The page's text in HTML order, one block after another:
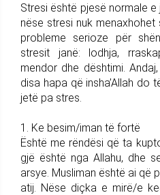
Stresi është pjesë normale
nëse stresi nuk
probleme serioze për
stresit janë: lodhja,
mendor dhe dështimi.
disa hapa që insha’Allah do
jetë pa stres.
1. Ke besim/iman të fortë
Është me rëndësi që ta
gjë është nga Allahu, dhe
arsye. Musliman është ai që
atij. Nëse diçka e mirë/e